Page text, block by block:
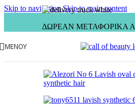
Skip to navigationSkip to main content
ΔΩΡΕΑΝ ΜΕΤΑΦΟΡΙΚΑ
ΜΕΝΟΎ